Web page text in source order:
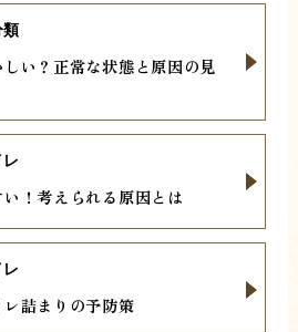
い？正常な状態と原因の見
類
！考えられる原因とは
レ
詰まりの予防策
レ